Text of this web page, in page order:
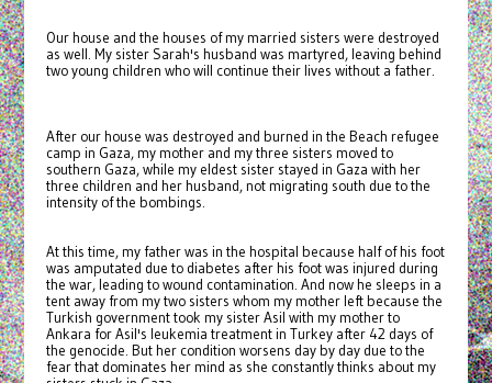
Our house and the houses of my married sisters were destroyed
as well. My sister Sarah's husband was martyred, leaving behind
two young children who will continue their lives without a father.
After our house was destroyed and burned in the Beach refugee
camp in Gaza, my mother and my three sisters moved to
southern Gaza, while my eldest sister stayed in Gaza with her
three children and her husband, not migrating south due to the
intensity of the bombings.
At this time, my father was in the hospital because half of his foot
was amputated due to diabetes after his foot was injured during
the war, leading to wound contamination. And now he sleeps in a
tent away from my two sisters whom my mother left because the
Turkish government took my sister Asil with my mother to
Ankara for Asil's leukemia treatment in Turkey after 42 days of
the genocide. But her condition worsens day by day due to the
fear that dominates her mind as she constantly thinks about my